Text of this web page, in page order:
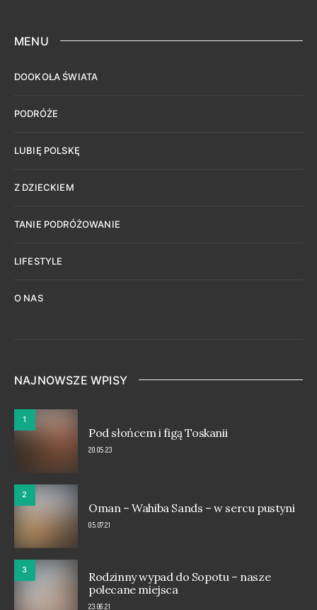
MENU
DOOKOŁA ŚWIATA
PODRÓŻE
LUBIĘ POLSKĘ
Z DZIECKIEM
TANIE PODRÓŻOWANIE
LIFESTYLE
O NAS
NAJNOWSZE WPISY
1
Pod słońcem i figą Toskanii
20.05.23
2
Oman – Wahiba Sands – w sercu pustyni
05.07.21
3
Rodzinny wypad do Sopotu – nasze
polecane miejsca
23.06.21